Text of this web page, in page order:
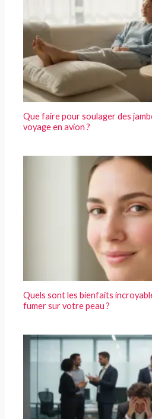
Que faire pour soulager des
voyage en avion ?
Quels sont les bienfaits
fumer sur votre peau ?